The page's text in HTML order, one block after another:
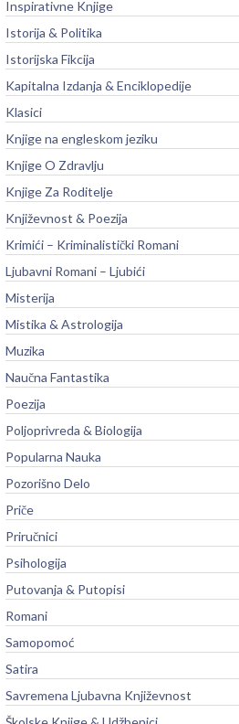
Inspirativne Knjige
Istorija & Politika
Istorijska Fikcija
Kapitalna Izdanja & Enciklopedije
Klasici
Knjige na engleskom jeziku
Knjige O Zdravlju
Knjige Za Roditelje
Književnost & Poezija
Krimići – Kriminalistički Romani
Ljubavni Romani – Ljubići
Misterija
Mistika & Astrologija
Muzika
Naučna Fantastika
Poezija
Poljoprivreda & Biologija
Popularna Nauka
Pozorišno Delo
Priče
Priručnici
Psihologija
Putovanja & Putopisi
Romani
Samopomoć
Satira
Savremena Ljubavna Književnost